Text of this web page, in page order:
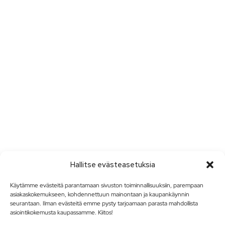
Hallitse evästeasetuksia
Käytämme evästeitä parantamaan sivuston toiminnallisuuksiin, parempaan
asiakaskokemukseen, kohdennettuun mainontaan ja kaupankäynnin
seurantaan. Ilman evästeitä emme pysty tarjoamaan parasta mahdollista
asiointikokemusta kaupassamme. Kiitos!